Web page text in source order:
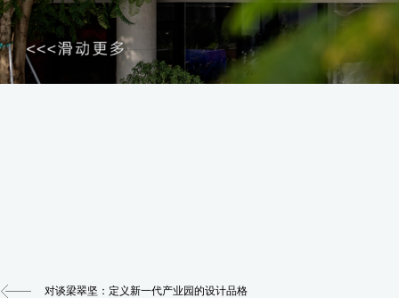
对谈梁翠坚：定义新一代产业园的设计品格